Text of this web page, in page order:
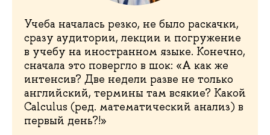
Учеба началась резко, не было раскачки,
сразу аудитории, лекции и погружение
в учебу на иностранном языке. Конечно,
сначала это повергло в шок: «А как же
интенсив? Две недели разве не только
английский, термины там всякие? Какой
Calculus (ред. математический анализ) в
первый день?!»